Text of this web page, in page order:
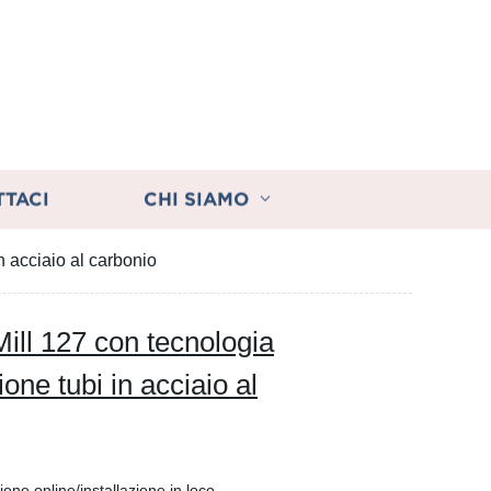
CHI SIAMO
acciaio al carbonio
127 con tecnologia
tubi in acciaio al